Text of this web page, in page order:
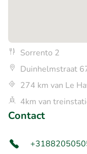
Sorrento 2
Duinhelmstraat
274 km van Le
4km van
Contact